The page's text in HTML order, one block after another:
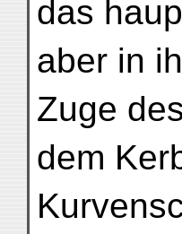
das
aber in
Zuge
dem